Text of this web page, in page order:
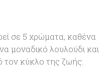
σε 5 χρώματα, καθένα
μοναδικό λουλούδι και
κύκλο της ζωής: